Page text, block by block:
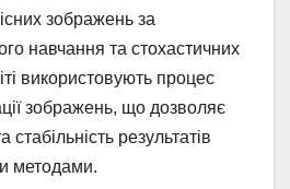
зображень за
навчання та стохастичних
використовують процес
зображень, що дозволяє
стабільність результатів
методами.